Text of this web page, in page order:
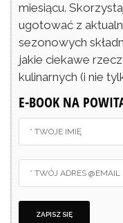
miesiącu.
ugotować z
sezonowych
jakie ciekawe
kulinarnych (i nie
E-BOOK NA